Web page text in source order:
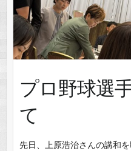
プロ野球選
て
先日、上原浩治さんの講和